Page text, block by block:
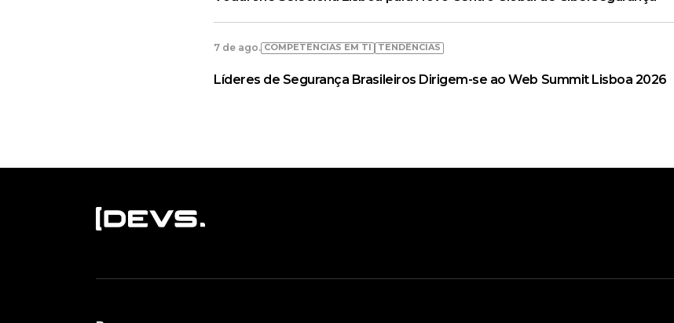
7 de ago. COMPETÊNCIAS EM TI TENDÊNCIAS
Líderes de Segurança Brasileiros Dirigem-se ao Web Summit Lisboa 2026